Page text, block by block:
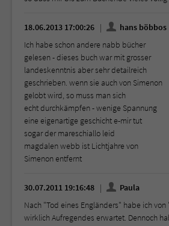
18.06.2013 17:00:26
hans böbbos
Ich habe schon andere nabb bücher
gelesen - dieses buch war mit grosser
landeskenntnis aber sehr detailreich
geschrieben. wenn sie auch von Simenon
gelobt wird, so muss man sich
echt durchkämpfen - wenige Spannung
eine eigenartige geschicht e-mir tut
sogar der mareschiallo leid
magdalen webb ist Lichtjahre von
Simenon entfernt
30.07.2011 19:16:48
Paula
Nach "Tod eines Engländers" habe ich
wirklich Aufregendes erwartet. Dennoch